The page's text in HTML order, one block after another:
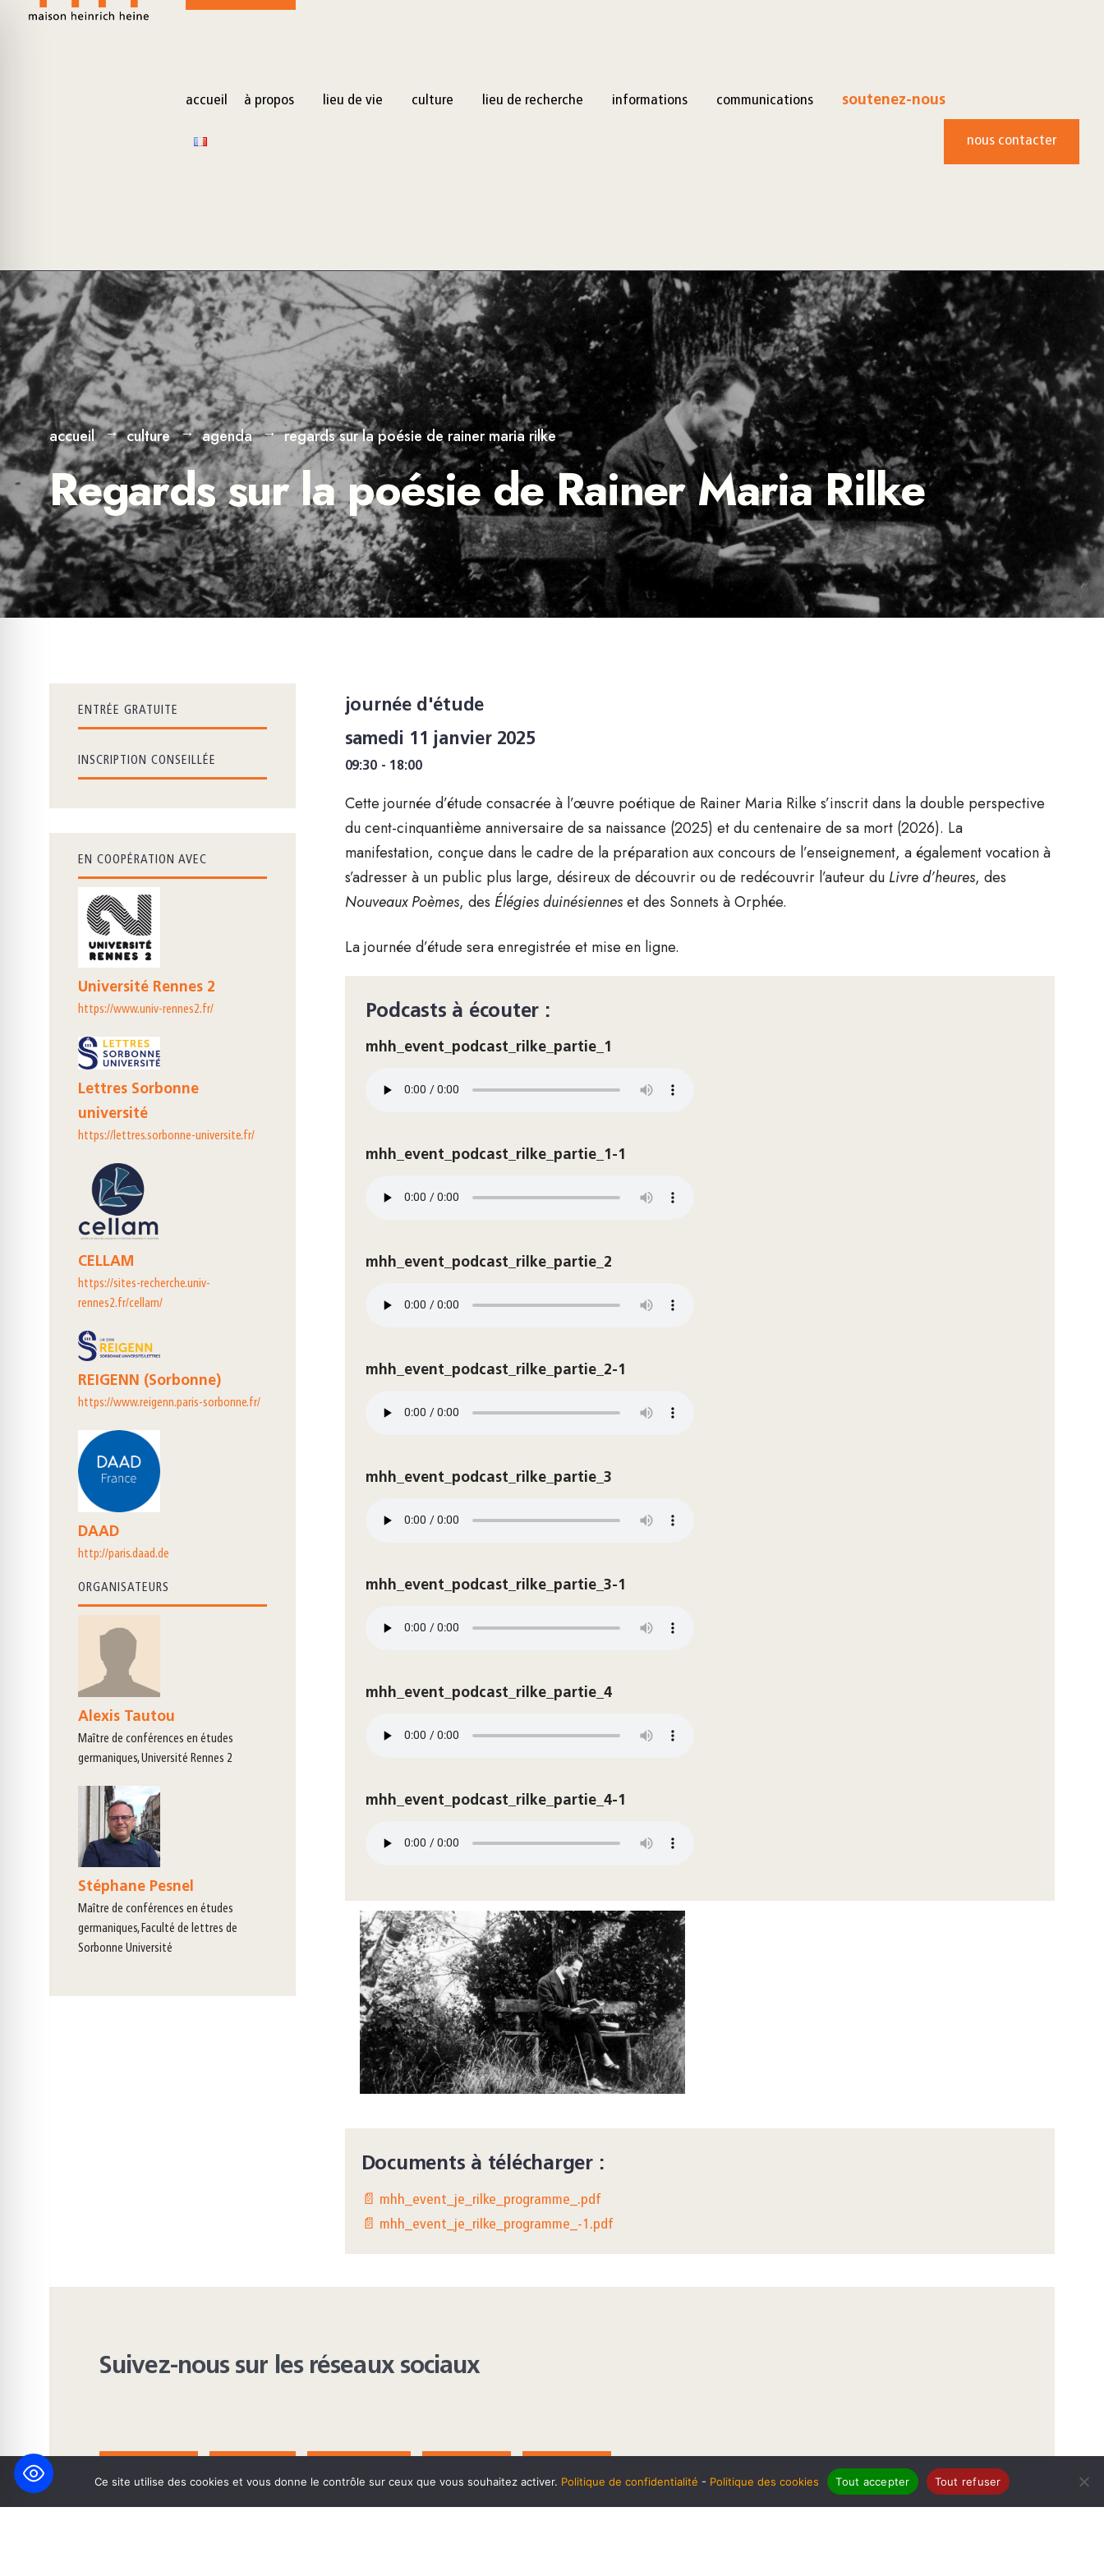
accueil à propos lieu de vie culture lieu de recherche informations communications soutenez-nous
nous contacter
accueil culture agenda regards sur la poésie de rainer maria rilke
Regards sur la poésie de Rainer Maria Rilke
journée d'étude
samedi 11 janvier 2025
09:30 - 18:00
Cette journée d’étude consacrée à l’œuvre poétique de Rainer Maria Rilke s’inscrit dans la double perspective
du cent-cinquantième anniversaire de sa naissance (2025) et du centenaire de sa mort (2026). La
manifestation, conçue dans le cadre de la préparation aux concours de l’enseignement, a également vocation à
s’adresser à un public plus large, désireux de découvrir ou de redécouvrir l’auteur du Livre d’heures, des
Nouveaux Poèmes, des Élégies duinésienneset des Sonnets à Orphée.
La journée d’étude sera enregistrée et mise en ligne.
Podcasts à écouter :
mhh_event_podcast_rilke_partie_1
mhh_event_podcast_rilke_partie_1-1
mhh_event_podcast_rilke_partie_2
mhh_event_podcast_rilke_partie_2-1
mhh_event_podcast_rilke_partie_3
mhh_event_podcast_rilke_partie_3-1
mhh_event_podcast_rilke_partie_4
mhh_event_podcast_rilke_partie_4-1
Documents à télécharger :
📄 mhh_event_je_rilke_programme_.pdf
📄 mhh_event_je_rilke_programme_-1.pdf
ENTRÉE GRATUITE
INSCRIPTION CONSEILLÉE
EN COOPÉRATION AVEC
Université Rennes 2
https://www.univ-rennes2.fr/
Lettres Sorbonne
université
https://lettres.sorbonne-universite.fr/
CELLAM
https://sites-recherche.univ-
rennes2.fr/cellam/
REIGENN (Sorbonne)
https://www.reigenn.paris-sorbonne.fr/
DAAD
http://paris.daad.de
ORGANISATEURS
Alexis Tautou
maître de conférences en études
germaniques, Université Rennes 2
Stéphane Pesnel
maître de conférences en études
germaniques, Faculté de lettres de
Sorbonne Université
Suivez-nous sur les réseaux sociaux
Ce site utilise des cookies et vous donne le contrôle sur ceux que vous souhaitez activer. Politique de confidentialité - Politique des cookies Tout accepter Tout refuser